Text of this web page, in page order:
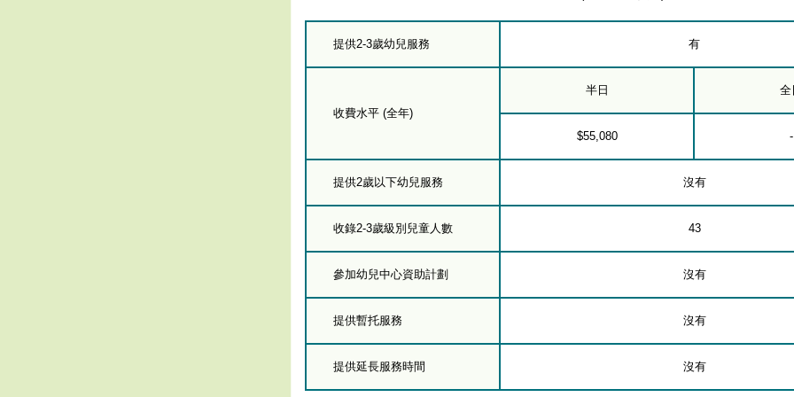
提供2-3歲幼兒服務 有
收費水平 (全年)
半日 全
$55,080 -
提供2歲以下幼兒服務 沒有
收錄2-3歲級別兒童人數 43
參加幼兒中心資助計劃 沒有
提供暫托服務 沒有
提供延長服務時間 沒有